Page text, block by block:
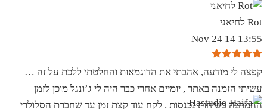
Rot לחיאני
13:55 14 Nov 24
קפצה לי מודעה, אהבתי את הדוגמאות והחלטתי ללכת על זה …
עשיתי הזמנה באתר , יומיים אחרי כבר היה לי ג’ונגל מוכן לזמן
ההמתנה בשיחות נכנסות . לקח עוד קצת זמן עד שחברת הסלולרי